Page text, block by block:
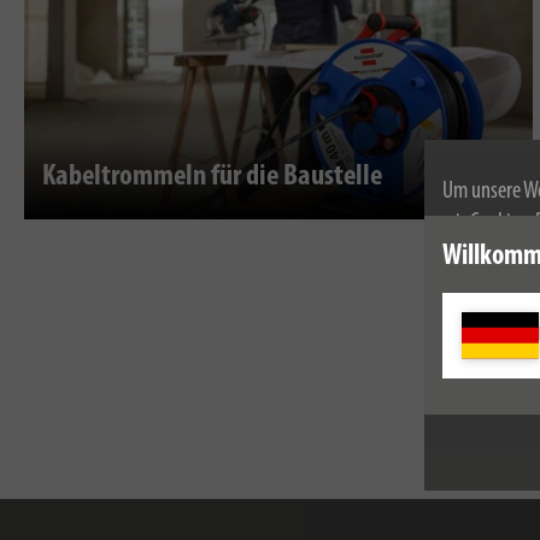
Um unsere
wir Cookies.
Weitere
Kabeltrommeln für die Baustelle